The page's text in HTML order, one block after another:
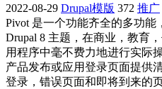
2022-08-29 Drupal模版 372 推广
Pivot 是一个功能齐全的多功能
Drupal 8 主题，在商业，教育
用程序中毫不费力地进行实际
产品发布或应用登录页面提供
登录，错误页面和即将到来的